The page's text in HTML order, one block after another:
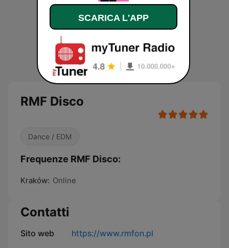
RMF Disco
Dance / EDM
Frequenze RMF Disco:
Kraków: Online
Contatti
Sito web https://www.rmfon.pl
SCARICA L'APP